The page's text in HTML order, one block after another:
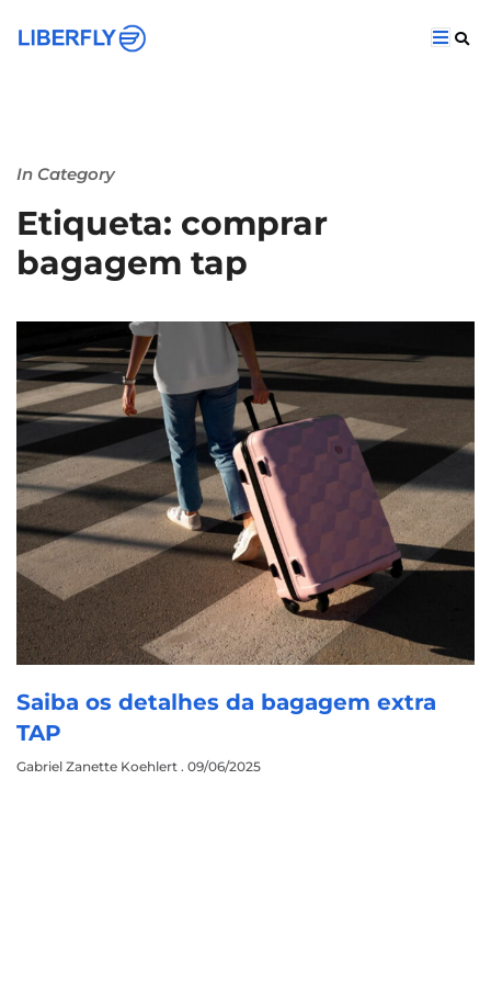
In Category
Etiqueta: comprar
bagagem tap
Saiba os detalhes da bagagem extra
TAP
Gabriel Zanette Koehlert 09/06/2025